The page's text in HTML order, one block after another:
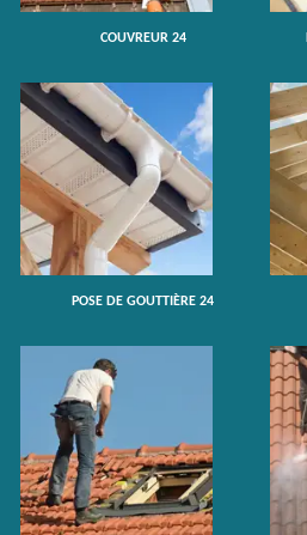
COUVREUR 24
POSE DE GOUTTIÈRE 24